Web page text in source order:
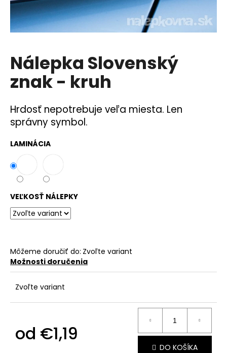
Nálepka Slovenský
znak - kruh
Hrdosť nepotrebuje veľa miesta. Len
správny symbol.
LAMINÁCIA
VEĽKOSŤ NÁLEPKY
Môžeme doručiť do: Zvoľte variant
Možnosti doručenia
Zvoľte variant
od €1,19
DO KOŠÍKA
á
j
ť
?
HĽADAŤ
O
d
p
o
r
ú
m
e